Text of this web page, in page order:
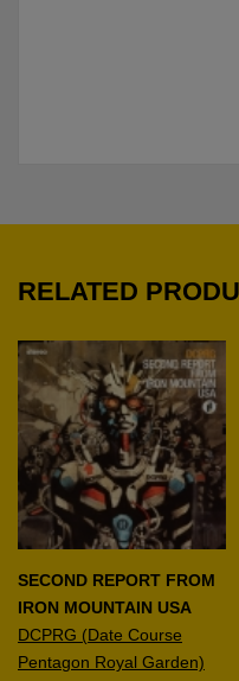
RELATED
SECOND REPORT FROM
IRON MOUNTAIN USA
DCPRG (Date Course
Pentagon Royal Garden)